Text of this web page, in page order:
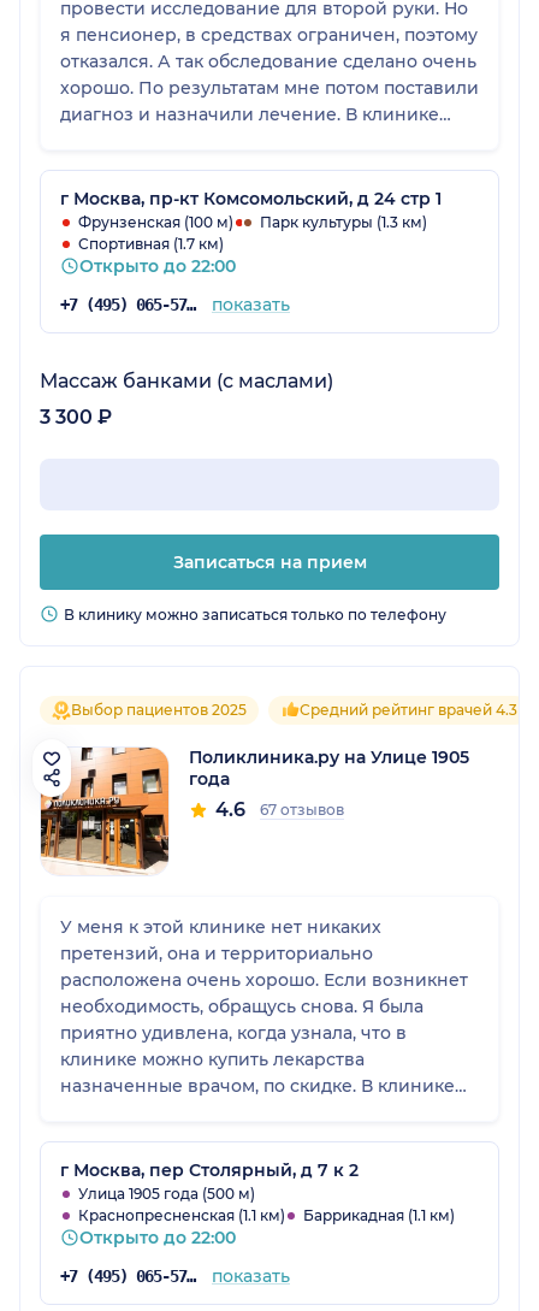
провести исследование для второй руки. Но
я пенсионер, в средствах ограничен, поэтому
отказался. А так обследование сделано очень
хорошо. По результатам мне потом поставили
диагноз и назначили лечение. В клинике
доброжелательные. Замечаний не возникло,
только запись не на ближайшее время. Ну и
платные приемы пенсионеры себе могут
позволить нечасто. Эту клинику посоветовал
посетить невролог, мой лечащий врач.
г Москва, пр-кт Комсомольский, д 24 стр 1
Фрунзенская (100 м)
Парк культуры (1.3 км)
Спортивная (1.7 км)
Открыто до 22:00
+7 (495) 065-57-73 показать
Массаж банками (с маслами)
3 300 ₽
Записаться на прием
В клинику можно записаться только по телефону
Выбор пациентов 2025 Средний рейтинг врачей 4.3
Поликлиника.ру на Улице 1905
года
4.6 67 отзывов
У меня к этой клинике нет никаких
претензий, она и территориально
расположена очень хорошо. Если возникнет
необходимость, обращусь снова. Я была
приятно удивлена, когда узнала, что в
клинике можно купить лекарства
назначенные врачом, по скидке. В клинике
организованно, своевременно и без
опозданий. У меня нет никаких претензий.
г Москва, пер Столярный, д 7 к 2
Улица 1905 года (500 м)
Краснопресненская (1.1 км)
Баррикадная (1.1 км)
Открыто до 22:00
+7 (495) 065-57-73 показать